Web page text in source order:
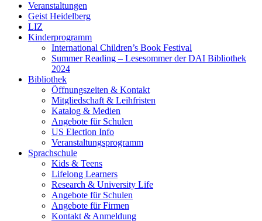
Veranstaltungen
Geist Heidelberg
LIZ
Kinderprogramm
International Children’s Book Festival
Summer Reading – Lesesommer der DAI Bibliothek
2024
Bibliothek
Öffnungszeiten & Kontakt
Mitgliedschaft & Leihfristen
Katalog & Medien
Angebote für Schulen
US Election Info
Veranstaltungsprogramm
Sprachschule
Kids & Teens
Lifelong Learners
Research & University Life
Angebote für Schulen
Angebote für Firmen
Kontakt & Anmeldung